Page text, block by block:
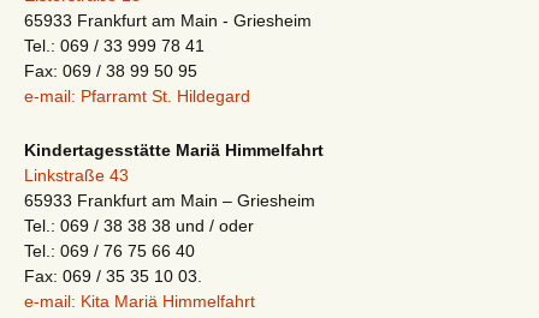
65933 Frankfurt am Main - Griesheim
Tel.: 069 / 33 999 78 41
Fax: 069 / 38 99 50 95
e-mail: Pfarramt St. Hildegard
Kindertagesstätte Mariä Himmelfahrt
Linkstraße 43
65933 Frankfurt am Main – Griesheim
Tel.: 069 / 38 38 38 und / oder
Tel.: 069 / 76 75 66 40
Fax: 069 / 35 35 10 03.
e-mail: Kita Mariä Himmelfahrt